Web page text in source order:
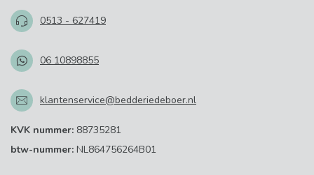
0513 - 627419
06 10898855
klantenservice@bedderiedeboer.nl
KVK nummer: 88735281
btw-nummer: NL864756264B01